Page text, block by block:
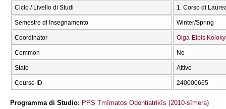
Ciclo / Livello di Studi 1. Corso di
Semestre di Insegnamento Winter/Spring
Coordinator Olga-Elpis
Common No
Stato Attivo
Course ID 240000665
Programma di Studio: PPS Tmīmatos Odontiatrikīs (2010-sīmera)